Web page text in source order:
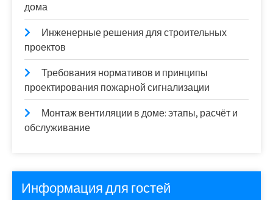
дома
Инженерные решения для строительных
проектов
Требования нормативов и принципы
проектирования пожарной сигнализации
Монтаж вентиляции в доме: этапы, расчёт и
обслуживание
Информация для гостей